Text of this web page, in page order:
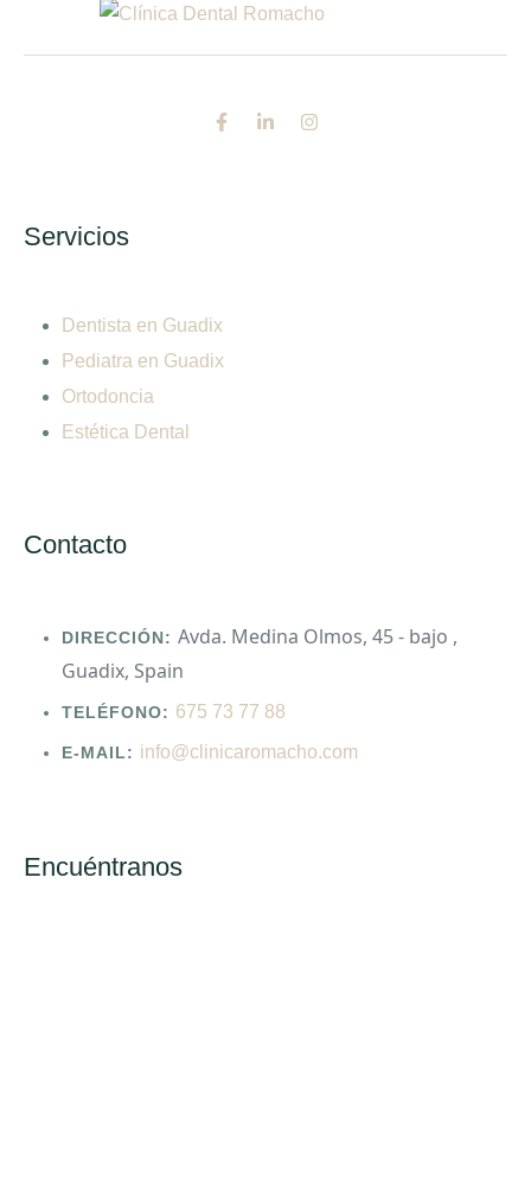
Servicios
Dentista en Guadix
Pediatra en Guadix
Ortodoncia
Estética Dental
Contacto
DIRECCIÓN: Avda. Medina Olmos, 45 - bajo ,
Guadix, Spain
TELÉFONO: 675 73 77 88
E-MAIL: info@clinicaromacho.com
Encuéntranos